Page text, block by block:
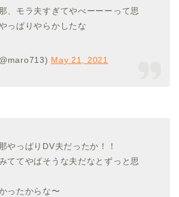
、モラ夫すぎてやべーーーって思
っぱりやらかしたな
May 21, 2021
やっぱりDV夫だったか！！
ててやばそうな夫だなとずっと思
ったからな〜